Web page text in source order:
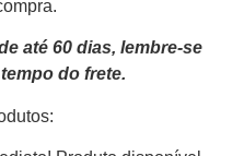
até 60 dias, lembre-se
do frete.